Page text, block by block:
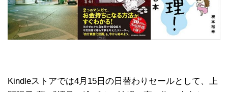
Kindleストアでは4月15日の日替わりセールとして、上